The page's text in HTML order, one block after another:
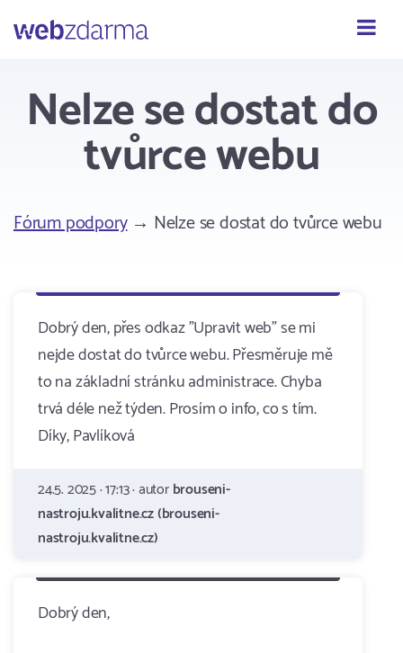
Webzdarma
Nelze se dostat do
tvůrce webu
Fórum podpory→ Nelze se dostat do tvůrce webu
Dobrý den, přes odkaz "Upravit web" se mi
nejde dostat do tvůrce webu. Přesměruje mě
to na základní stránku administrace. Chyba
trvá déle než týden. Prosím o info, co s tím.
Díky, Pavlíková
24.5. 2025 · 17:13 · autorbrouseni-
nastroju.kvalitne.cz (brouseni-
nastroju.kvalitne.cz)
Dobrý den,